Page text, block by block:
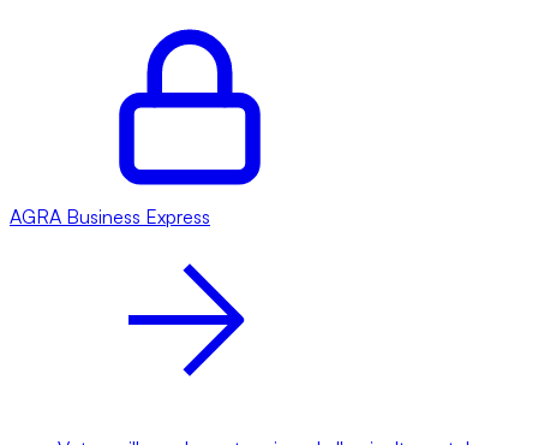
AGRA Business Express